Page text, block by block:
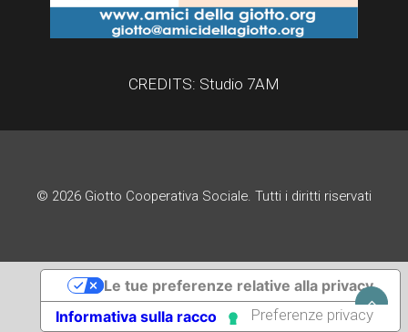
CREDITS: Studio 7AM
© 2026 Giotto Cooperativa Sociale. Tutti i diritti riservati
Informativa sulla raccolta
Le tue preferenze relative alla privacy